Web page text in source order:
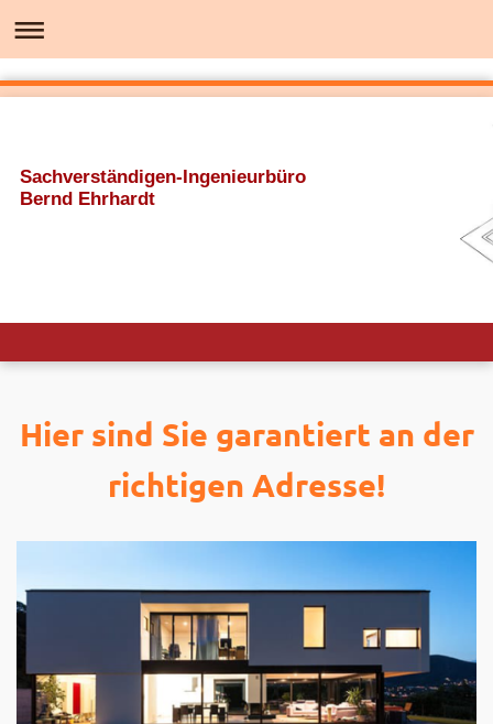
Sachverständigen-Ingenieurbüro
Bernd Ehrhardt
Hier sind Sie garantiert an der
richtigen Adresse!